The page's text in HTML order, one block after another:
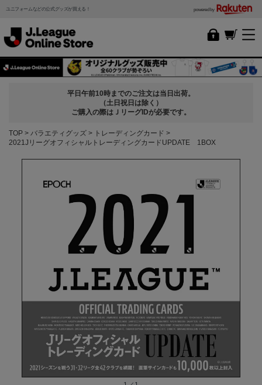
ユニフォームなどの公式グッズが買える！ powered by
平日午前10時までのご注文は当日出荷。
（土日祝日は除く）
ご購入の際はＪリーグIDが必要です。
TOP バラエティグッズ
トレーディングカード
2021JリーグオフィシャルトレーディングカードUPDATE 1BOX